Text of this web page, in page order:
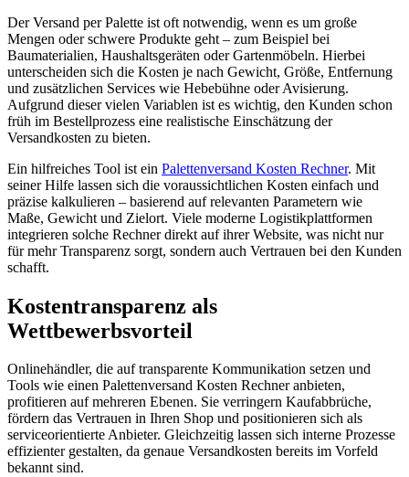
Der Versand per Palette ist oft notwendig, wenn es um große
Mengen oder schwere Produkte geht – zum Beispiel bei
Baumaterialien, Haushaltsgeräten oder Gartenmöbeln. Hierbei
unterscheiden sich die Kosten je nach Gewicht, Größe, Entfernung
und zusätzlichen Services wie Hebebühne oder Avisierung.
Aufgrund dieser vielen Variablen ist es wichtig, den Kunden schon
früh im Bestellprozess eine realistische Einschätzung der
Versandkosten zu bieten.
Ein hilfreiches Tool ist ein Palettenversand Kosten Rechner. Mit
seiner Hilfe lassen sich die voraussichtlichen Kosten einfach und
präzise kalkulieren – basierend auf relevanten Parametern wie
Maße, Gewicht und Zielort. Viele moderne Logistikplattformen
integrieren solche Rechner direkt auf ihrer Website, was nicht nur
für mehr Transparenz sorgt, sondern auch Vertrauen bei den Kunden
schafft.
Kostentransparenz als
Wettbewerbsvorteil
Onlinehändler, die auf transparente Kommunikation setzen und
Tools wie einen Palettenversand Kosten Rechner anbieten,
profitieren auf mehreren Ebenen. Sie verringern Kaufabbrüche,
fördern das Vertrauen in Ihren Shop und positionieren sich als
serviceorientierte Anbieter. Gleichzeitig lassen sich interne Prozesse
effizienter gestalten, da genaue Versandkosten bereits im Vorfeld
bekannt sind.